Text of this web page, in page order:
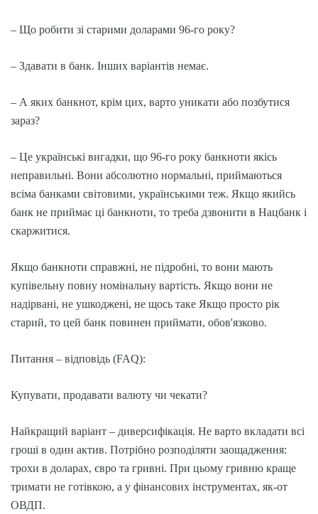
– Що робити зі старими доларами 96-го року?
– Здавати в банк. Інших варіантів немає.
– А яких банкнот, крім цих, варто уникати або позбутися
зараз?
– Це українські вигадки, що 96-го року банкноти якісь
неправильні. Вони абсолютно нормальні, приймаються
всіма банками світовими, українськими теж. Якщо якийсь
банк не приймає ці банкноти, то треба дзвонити в Нацбанк і
скаржитися.
Якщо банкноти справжні, не підробні, то вони мають
купівельну повну номінальну вартість. Якщо вони не
надірвані, не ушкоджені, не щось таке Якщо просто рік
старий, то цей банк повинен приймати, обов'язково.
Питання – відповідь (FAQ):
Купувати, продавати валюту чи чекати?
Найкращий варіант – диверсифікація. Не варто вкладати всі
гроші в один актив. Потрібно розподіляти заощадження:
трохи в доларах, євро та гривні. При цьому гривню краще
тримати не готівкою, а у фінансових інструментах, як-от
ОВДП.